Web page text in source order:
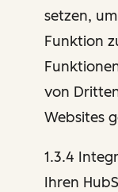
setzen,
Funktion
von
Websites
1.3.4
Ihren